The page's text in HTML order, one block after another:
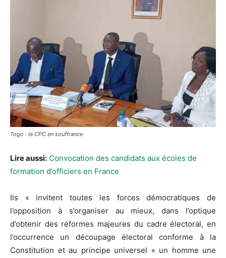
Togo : le CPC en souffrance
Lire aussi: Convocation des candidats aux écoles de
formation d’officiers en France
Ils « invitent toutes les forces démocratiques de
l’opposition à s’organiser au mieux, dans l’optique
d’obtenir des réformes majeures du cadre électoral, en
l’occurrence un découpage électoral conforme à la
Constitution et au principe universel « un homme une